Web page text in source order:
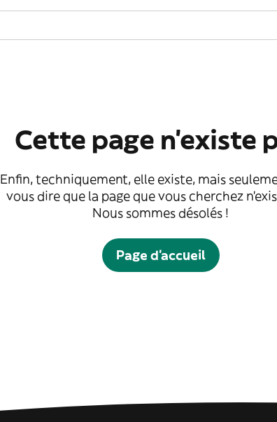
Cette page n'existe
Enfin, techniquement, elle existe, mais
vous dire que la page que vous cherchez
Nous sommes désolés !
Page d'accueil